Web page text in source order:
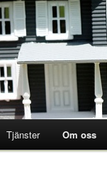
Tjänster Om oss